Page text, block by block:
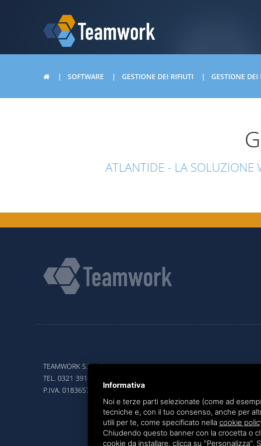
SOFTWARE GESTIONE DEI RIFIUTI GESTIONE DEI
ATLANTIDE - LA SOLUZIONE
TEAMWORK S.R.L. | VIA CANOBIO, 10 - 28100 NOVARA
TEL. 0321 391066
P.IVA. 01836570034
VIA
Informativa
Noi e terze parti selezionate (come ad
tecniche e, con il tuo consenso, anche per
utili per te, come specificato nella cookie
Chiudendo questo banner con la crocetta o
cookie da installare, clicca su